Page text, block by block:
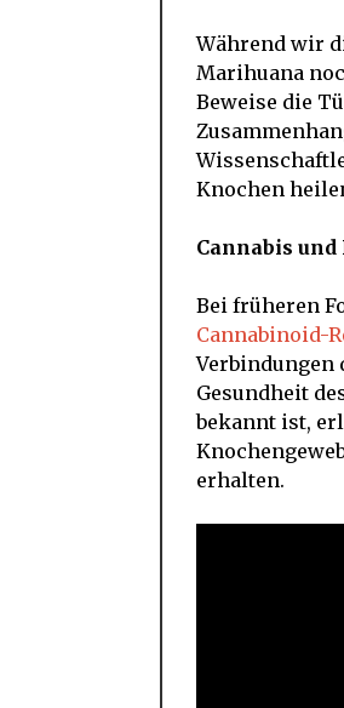
Während wir
Marihuana
Beweise die
Knochen
Cannabis
Bei früheren
Cannabinoid-
Verbindungen
Gesundheit
bekannt ist,
erhalten.